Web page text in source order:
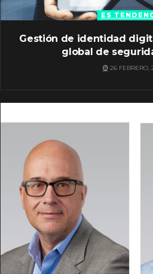
ES
Gestión de identidad
global de
26 FEBRERO,